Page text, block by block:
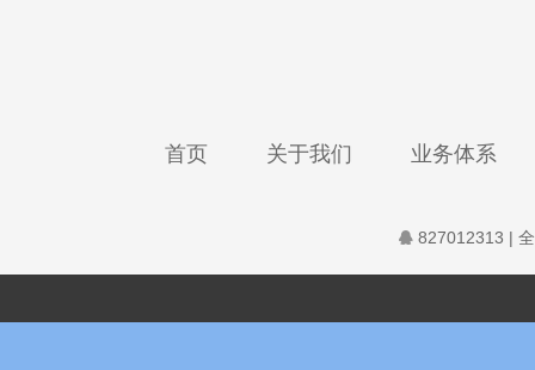
首页 关于我们 业务体系
827012313 |